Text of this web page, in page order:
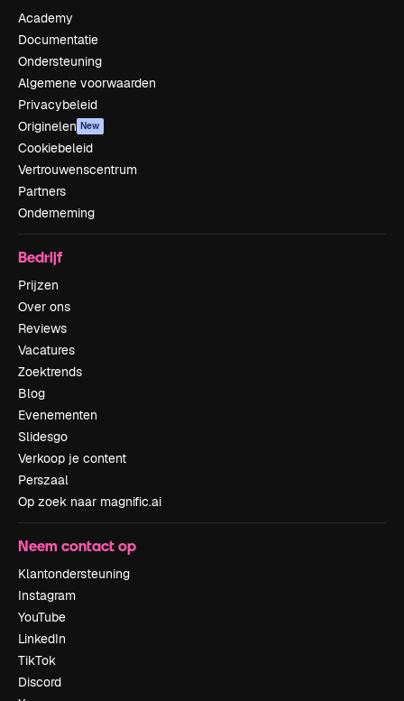
Academy
Documentatie
Ondersteuning
Algemene voorwaarden
Privacybeleid
Originelen New
Cookiebeleid
Vertrouwenscentrum
Partners
Onderneming
Bedrijf
Prijzen
Over ons
Reviews
Vacatures
Zoektrends
Blog
Evenementen
Slidesgo
Verkoop je content
Perszaal
Op zoek naar magnific.ai
Neem contact op
Klantondersteuning
Instagram
YouTube
LinkedIn
TikTok
Discord